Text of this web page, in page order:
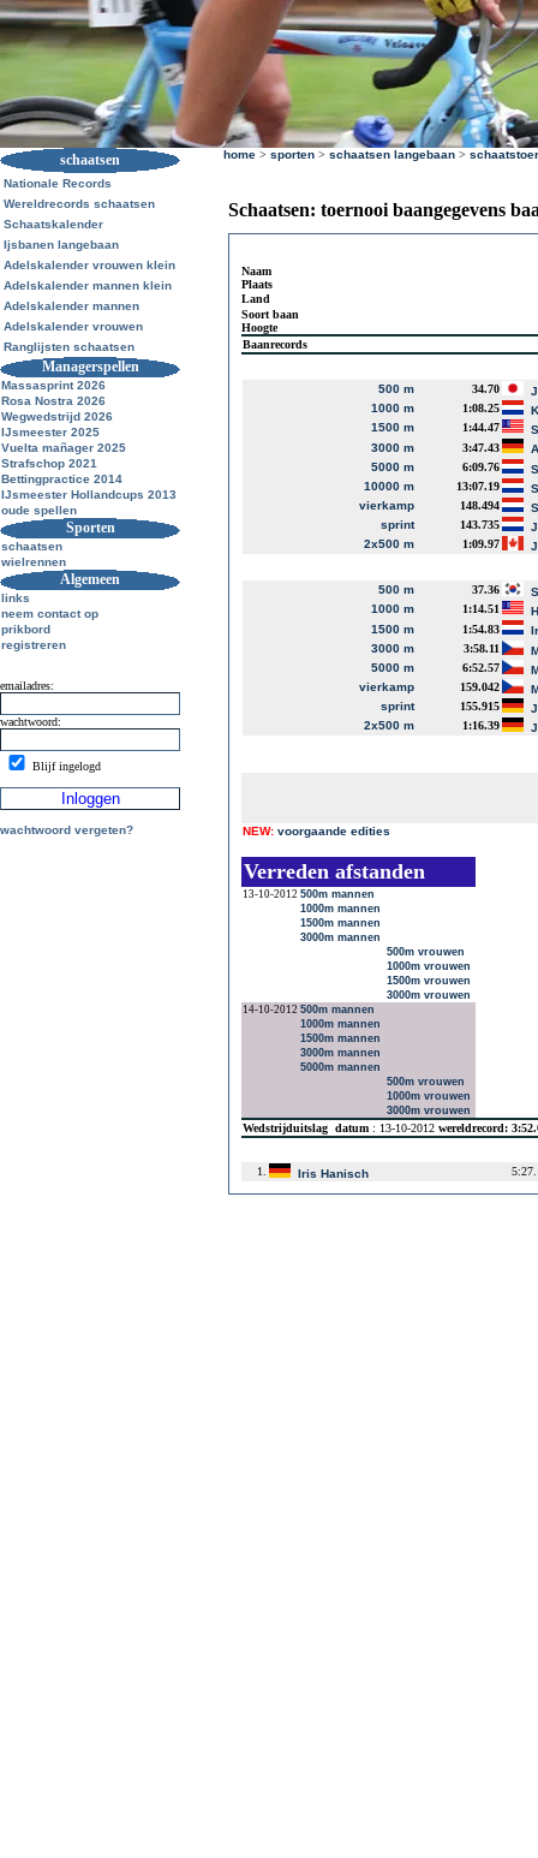
schaatsen
Nationale Records
Wereldrecords schaatsen
Schaatskalender
Ijsbanen langebaan
Adelskalender vrouwen klein
Adelskalender mannen klein
Adelskalender mannen
Adelskalender vrouwen
Ranglijsten schaatsen
Managerspellen
Massasprint 2026
Rosa Nostra 2026
Wegwedstrijd 2026
IJsmeester 2025
Vuelta mañager 2025
Strafschop 2021
Bettingpractice 2014
IJsmeester Hollandcups 2013
oude spellen
Sporten
schaatsen
wielrennen
Algemeen
links
neem contact op
prikbord
registreren
emailadres:
wachtwoord:
Blijf ingelogd
wachtwoord vergeten?
home > sporten > schaatsen langebaan >
Schaatsen: toernooi baangegevens
Naam
Plaats
Land
Soort baan
Hoogte
Baanrecords
500 m 34.70
1000 m
1:08.25
1500 m
1:44.47
3000 m
3:47.43
5000 m
6:09.76
10000 m
13:07.19
vierkamp
148.494
sprint
143.735
2x500 m
1:09.97
500 m 37.36
1000 m
1:14.51
1500 m
1:54.83
3000 m
3:58.11
5000 m
6:52.57
vierkamp
159.042
sprint
155.915
2x500 m
1:16.39
NEW: voorgaande edities
Verreden afstanden
13-10-2012 500m mannen
1000m mannen
1500m mannen
3000m mannen
500m vrouwen
1000m vrouwen
1500m vrouwen
3000m vrouwen
14-10-2012 500m mannen
1000m mannen
1500m mannen
3000m mannen
5000m mannen
500m vrouwen
1000m vrouwen
3000m vrouwen
Wedstrijduitslag datum : 13-10-2012 wereldrecord:
1. Iris Hanisch